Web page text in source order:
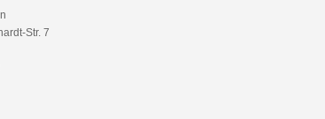
Str. 7